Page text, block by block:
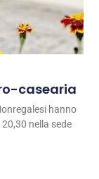
casearia
hanno
nella sede